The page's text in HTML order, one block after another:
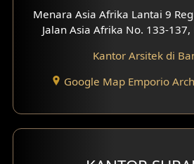
Desain Interior Kantor
Eksterior Tampak Hook
Eksterior dengan Pagar
Menara Asia Afrika Lantai 9
Jalan Asia Afrika No. 133-
Kantor Arsitek di
Google Map Emporio